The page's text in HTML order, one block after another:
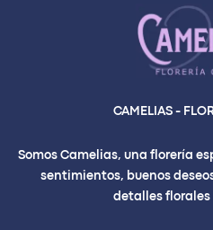
CAMELIAS -
Somos Camelias, una florería
sentimientos, buenos
detalles florales